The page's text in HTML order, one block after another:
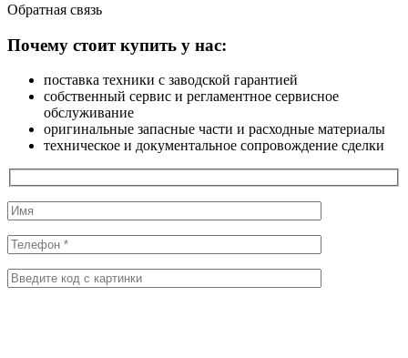
Обратная связь
Почему стоит купить у нас:
поставка техники с заводской гарантией
собственный сервис и регламентное сервисное
обслуживание
оригинальные запасные части и расходные материалы
техническое и документальное сопровождение сделки